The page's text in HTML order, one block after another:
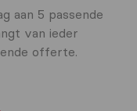
aan 5 passende
van ieder
offerte.